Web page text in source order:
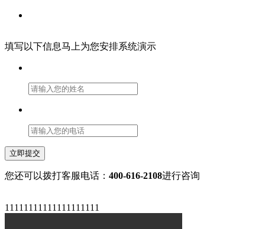
填写以下信息马上为您安排系统演示
立即提交
您还可以拨打客服电话： 400-616-2108进行咨询
11111111111111111111